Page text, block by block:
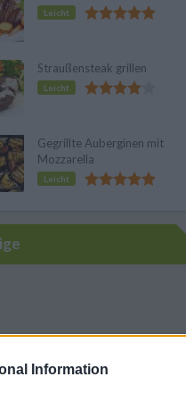
Information
Leicht
Straußensteak grillen
Leicht
Gegrillte Auberginen mit
Mozzarella
Leicht